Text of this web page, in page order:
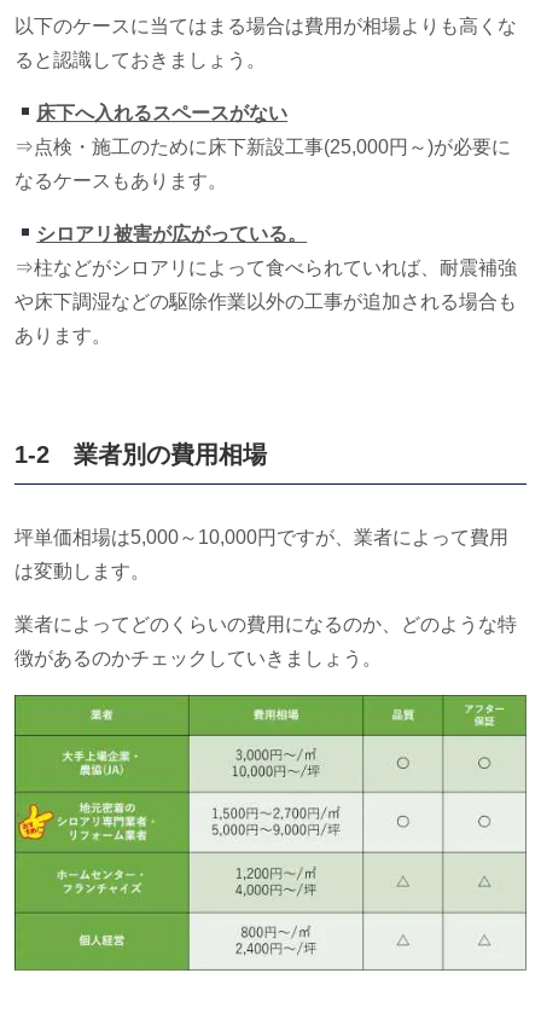
以下のケースに当てはまる場合は費用が相場よりも高くな
ると認識しておきましょう。
床下へ入れるスペースがない
⇒点検・施工のために床下新設工事(25,000円～)が必要に
なるケースもあります。
シロアリ被害が広がっている。
⇒柱などがシロアリによって食べられていれば、耐震補強
や床下調湿などの駆除作業以外の工事が追加される場合も
あります。
1-2 業者別の費用相場
坪単価相場は5,000～ 10,000円ですが、業者によって費用
は変動します。
業者によってどのくらいの費用になるのか、どのような特
徴があるのかチェックしていきましょう。